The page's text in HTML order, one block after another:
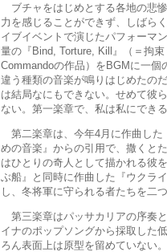
ブチャをはじめとする各地の悲
力を感じることができず、しばら
イブイベントで演じたパフォーマ
量の『Bind, Torture, Kill』（＝拘
Commandoの作品）をBGMに一個
違う種類の音楽が鳴りはじめたの
は結局なにもできない。せめて彼
ない。第一楽章で、私は私にできる
第二楽章は、今年4月に作曲した
めの音楽』からの引用で、撒くと
はひとりの奇人として描かれる彼
ぶ船』と同時に作曲した『ウクラ
し、冬将軍に守られる者たちを二
第三楽章はパッサカリアの序奏
イナのポップソングから採取した
ろん表面上は原型を留めていない